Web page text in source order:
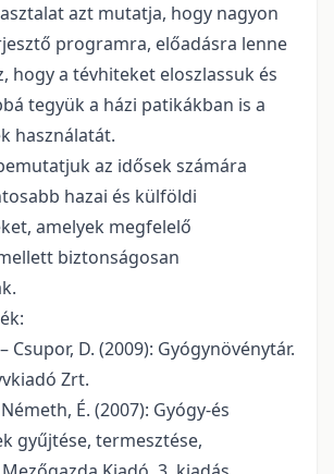
azt mutatja, hogy nagyon
programra, előadásra lenne
hogy a tévhiteket eloszlassuk és
tegyük a házi patikákban is a
használatát.
az idősek számára
hazai és külföldi
amelyek megfelelő
biztonságosan
Csupor, D. (2009): Gyógynövénytár.
Zrt.
É. (2007): Gyógy-és
gyűjtése, termesztése,